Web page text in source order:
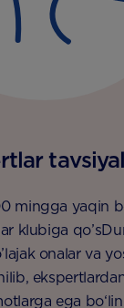
mingga yaqin
klubiga
onalar va
ega